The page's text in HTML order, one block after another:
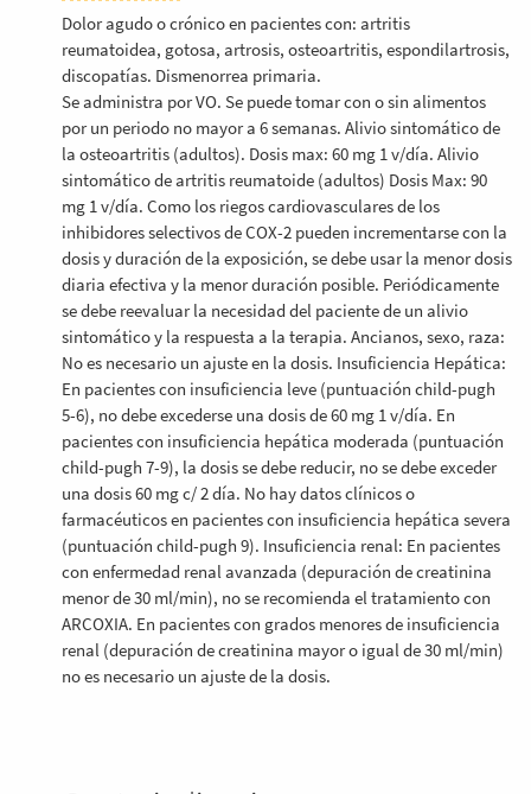
Dolor agudo o crónico en pacientes con: artritis
reumatoidea, gotosa, artrosis, osteoartritis, espondilartrosis,
discopatías. Dismenorrea primaria.
Se administra por VO. Se puede tomar con o sin alimentos
por un periodo no mayor a 6 semanas. Alivio sintomático de
la osteoartritis (adultos). Dosis max: 60 mg 1 v/día. Alivio
sintomático de artritis reumatoide (adultos) Dosis Max: 90
mg 1 v/día. Como los riegos cardiovasculares de los
inhibidores selectivos de COX-2 pueden incrementarse con la
dosis y duración de la exposición, se debe usar la menor dosis
diaria efectiva y la menor duración posible. Periódicamente
se debe reevaluar la necesidad del paciente de un alivio
sintomático y la respuesta a la terapia. Ancianos, sexo, raza:
No es necesario un ajuste en la dosis. Insuficiencia Hepática:
En pacientes con insuficiencia leve (puntuación child-pugh
5-6), no debe excederse una dosis de 60 mg 1 v/día. En
pacientes con insuficiencia hepática moderada (puntuación
child-pugh 7-9), la dosis se debe reducir, no se debe exceder
una dosis 60 mg c/ 2 día. No hay datos clínicos o
farmacéuticos en pacientes con insuficiencia hepática severa
(puntuación child-pugh 9). Insuficiencia renal: En pacientes
con enfermedad renal avanzada (depuración de creatinina
menor de 30 ml/min), no se recomienda el tratamiento con
ARCOXIA. En pacientes con grados menores de insuficiencia
renal (depuración de creatinina mayor o igual de 30 ml/min)
no es necesario un ajuste de la dosis.